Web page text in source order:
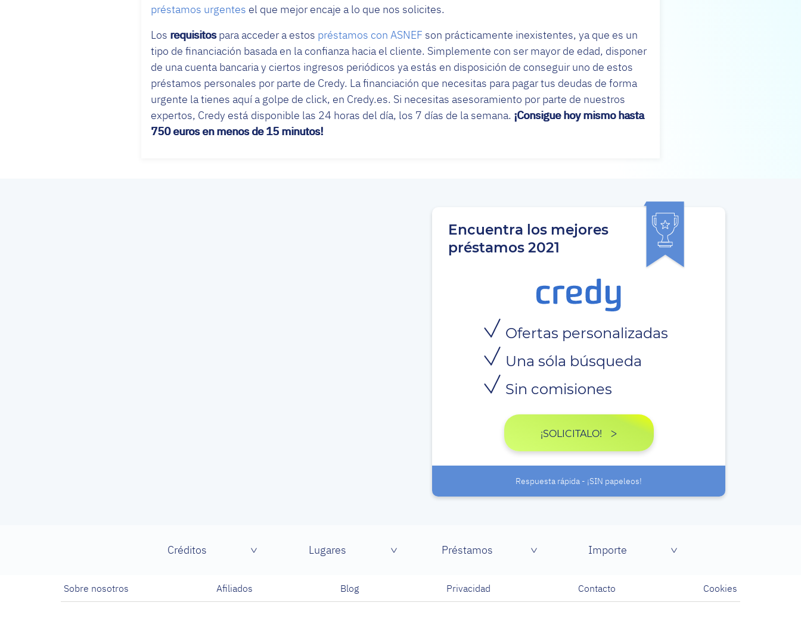
préstamos urgentes el que mejor encaje a lo que nos solicites.
Los requisitospara acceder a estos préstamos con ASNEF son prácticamente inexistentes, ya que es un
tipo de financiación basada en la confianza hacia el cliente. Simplemente con ser mayor de edad, disponer
de una cuenta bancaria y ciertos ingresos periódicos ya estás en disposición de conseguir uno de estos
préstamos personales por parte de Credy. La financiación que necesitas para pagar tus deudas de forma
urgente la tienes aquí a golpe de click, en Credy.es. Si necesitas asesoramiento por parte de nuestros
expertos, Credy está disponible las 24 horas del día, los 7 días de la semana. ¡Consigue hoy mismo hasta
750 euros en menos de 15 minutos!
Encuentra los mejores
préstamos 2021
Ofertas personalizadas
Una sóla búsqueda
Sin comisiones
¡SOLICITALO!
Respuesta rápida - ¡SIN papeleos!
Créditos Lugares Préstamos Importe
Sobre nosotros Afiliados Blog Privacidad Contacto Cookies